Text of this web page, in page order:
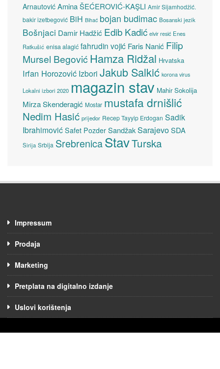
Arnautović Amina ŠEĆEROVIĆ-KAŞLI Amir Sijamhodžić.
bakir izetbegović BiH Bihać bojan budimac Bosanski jezik
Bošnjaci Damir Hadžić Edib Kadić elvir resić Enes
Ratkušić enisa alagić fahrudin vojić Faris Nanić Filip
Mursel Begović Hamza Ridžal Hrvatska
Irfan Horozović Izbori Jakub Salkić korona virus
Lokalni izbori 2020 magazin stav Mahir Sokolija
Mirza Skenderagić Mostar mustafa drnišlić
Nedim Hasić prijedor Recep Tayyip Erdogan Sadik
Ibrahimović Safet Pozder SandžakSarajevoSDA
Sirija Srbija SrebrenicaStavTurska
Impressum
Prodaja
Marketing
Pretplata na digitalno izdanje
Uslovi korištenja